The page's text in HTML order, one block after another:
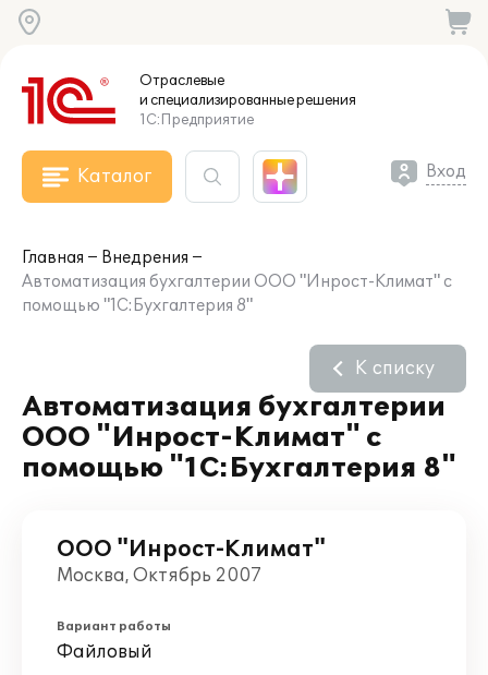
Отраслевые
и специализированныерешения
1С:Предприятие
Каталог Вход
Главная
Внедрения
Автоматизация бухгалтерии ООО "Инрост-Климат" с
помощью "1С:Бухгалтерия 8"
Автоматизация бухгалтерии
ООО "Инрост-Климат" с
помощью "1С:Бухгалтерия 8"
К списку
ООО "Инрост-Климат"
Москва, Октябрь 2007
Вариант работы
Файловый